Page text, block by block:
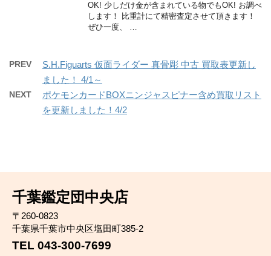
OK! 少しだけ金が含まれている物でもOK! お調べ
します！ 比重計にて精密査定させて頂きます！
ぜひ一度、 …
PREV
S.H.Figuarts 仮面ライダー 真骨彫 中古 買取表更新し
ました！ 4/1～
NEXT
ポケモンカードBOXニンジャスピナー含め買取リスト
を更新しました！4/2
千葉鑑定団中央店
〒260-0823
千葉県千葉市中央区塩田町385-2
TEL 043-300-7699